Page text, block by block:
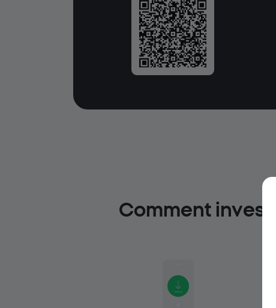
Comment